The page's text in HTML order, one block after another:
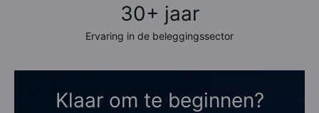
30+ jaar
Ervaring in de beleggingssector
Klaar om te beginnen?